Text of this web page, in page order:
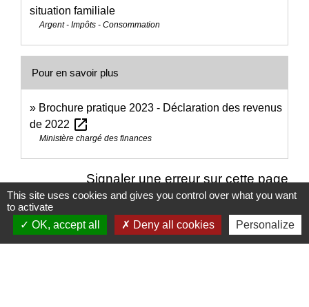
situation familiale
Argent - Impôts - Consommation
Pour en savoir plus
Brochure pratique 2023 - Déclaration des revenus
de 2022 open_in_new
Ministère chargé des finances
Signaler une erreur sur cette page
This site uses cookies and gives you control over what you want
to activate
OK, accept all
Deny all cookies Personalize